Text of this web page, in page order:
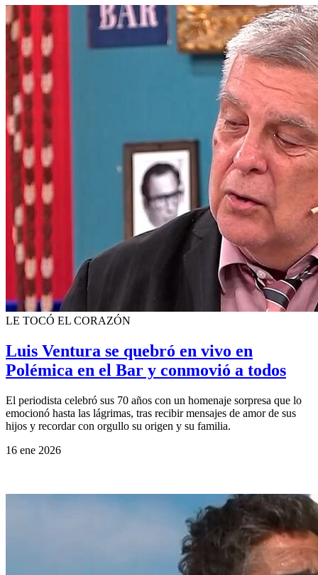
LE TOCÓ EL CORAZÓN
Luis Ventura se quebró en vivo en
Polémica en el Bar y conmovió a todos
El periodista celebró sus 70 años con un homenaje sorpresa que lo
emocionó hasta las lágrimas, tras recibir mensajes de amor de sus
hijos y recordar con orgullo su origen y su familia.
16 ene 2026